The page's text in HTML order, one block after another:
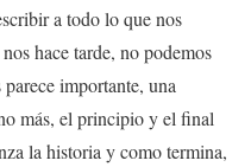
a todo lo que nos
hace tarde, no podemos
importante, una
más, el principio y el final
la historia y como termina,